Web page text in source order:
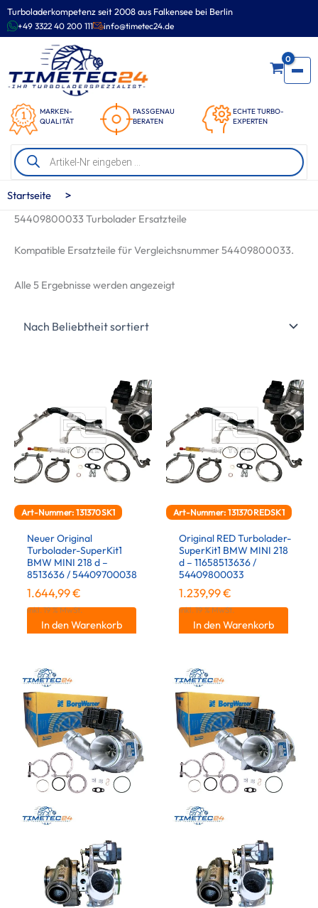
Turboladerkompetenz seit 2008 aus Falkensee bei Berlin
+49 3322 40 200 111 info@timetec24.de
MARKEN-
QUALITÄT
PASSGENAU
BERATEN
ECHTE TURBO-
EXPERTEN
0
Products
search
Zum
Inhalt
springen
Startseite >
54409800033 Turbolader Ersatzteile
Kompatible Ersatzteile für Vergleichsnummer 54409800033.
Alle 5 Ergebnisse werden angezeigtNach
Art-Nummer: 131370SK1
Neuer Original
Turbolader-SuperKit1
BMW MINI 218 d –
8513636 / 54409700038
1.644,99€
inkl. 19 % MwSt.
In den Warenkorb
Art-Nummer: 131370REDSK1
Original RED Turbolader-
SuperKit1 BMW MINI 218
d – 11658513636 /
54409800033
1.239,99€
inkl. 19 % MwSt.
In den Warenkorb